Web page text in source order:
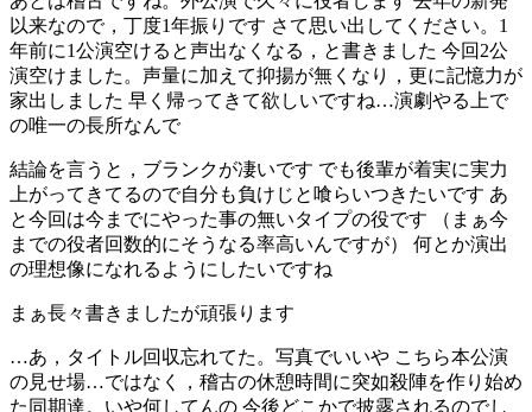
以来なので，丁度1年振りです さて思い出してください。1
年前に1公演空けると声出なくなる，と書きました 今回2公
演空けました。声量に加えて抑揚が無くなり，更に記憶力が
家出しました 早く帰ってきて欲しいですね…演劇やる上で
の唯一の長所なんで
結論を言うと，ブランクが凄いです でも後輩が着実に実力
上がってきてるので自分も負けじと喰らいつきたいです あ
と今回は今までにやった事の無いタイプの役です （まぁ今
までの役者回数的にそうなる率高いんですが） 何とか演出
の理想像になれるようにしたいですね
まぁ長々書きましたが頑張ります
…あ，タイトル回収忘れてた。写真でいいや こちら本公演
の見せ場…ではなく，稽古の休憩時間に突如殺陣を作り始め
た同期達。いや何してんの 今後どこかで披露されるのでし